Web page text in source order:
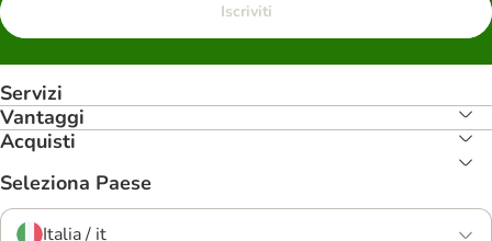
Iscriviti
Servizi
Vantaggi
Acquisti
Seleziona Paese
Italia / it